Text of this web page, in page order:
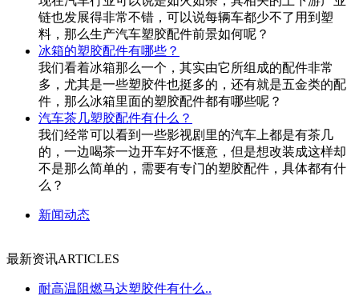
链也发展得非常不错，可以说每辆车都少不了用到塑
料，那么生产汽车塑胶配件前景如何呢？
冰箱的塑胶配件有哪些？
我们看着冰箱那么一个，其实由它所组成的配件非常
多，尤其是一些塑胶件也挺多的，还有就是五金类的配
件，那么冰箱里面的塑胶配件都有哪些呢？
汽车茶几塑胶配件有什么？
我们经常可以看到一些影视剧里的汽车上都是有茶几
的，一边喝茶一边开车好不惬意，但是想改装成这样却
不是那么简单的，需要有专门的塑胶配件，具体都有什
么？
新闻动态
最新资讯ARTICLES
耐高温阻燃马达塑胶件有什么..